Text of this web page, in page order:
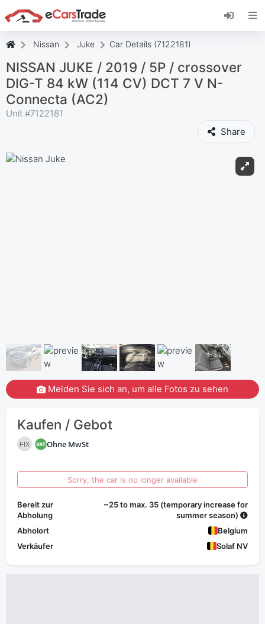
Installieren Sie die eCarsTrade-App, fügen Sie
sie zu Ihrem Startbildschirm hinzu und erhalten
Nissan Juke Car Details (7122181)
NISSAN JUKE / 2019 / 5P / crossover
DIG-T 84 kW (114 CV) DCT 7 V N-
Connecta (AC2)
Unit #7122181
Share
Melden Sie sich an, um alle Fotos zu sehen
Kaufen / Gebot
FIX Ohne MwSt
Sorry, the car is no longer available
Bereit zur
Abholung
~25 to max. 35 (temporary increase for
summer season)
Abholort
Belgium
Verkäufer
Solaf NV